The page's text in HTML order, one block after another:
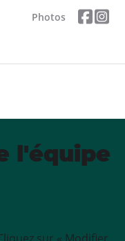
Photos
l'équipe